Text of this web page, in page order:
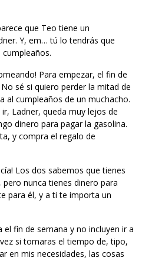
que Teo tiene un
Y, em… tú lo tendrás que
Para empezar, el fin de
sé si quiero perder la mitad de
al cumpleaños de un muchacho.
Ladner, queda muy lejos de
dinero para pagar la gasolina.
y compra el regalo de
Los dos sabemos que tienes
nunca tienes dinero para
para él, y a ti te importa un
el fin de semana y no incluyen ir a
si tomaras el tiempo de, tipo,
en mis necesidades, las cosas